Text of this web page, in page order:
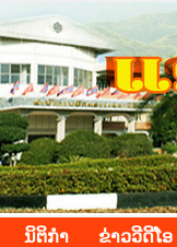
PROVINCE
ນິ​ຕິ​ກຳ ຂ່າວ​ວີ​ດີ​ໂອ